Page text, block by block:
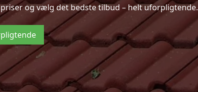
og vælg det bedste tilbud – helt uforpligtende.